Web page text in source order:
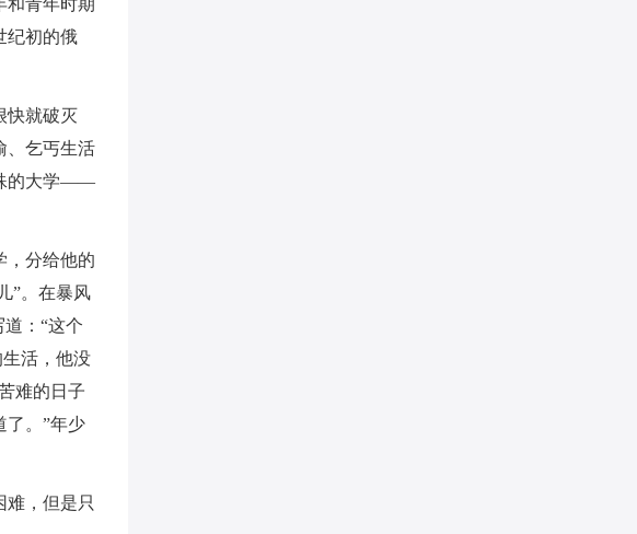
和青年时期
纪初的俄
快就破灭
、乞丐生活
的大学——
，分给他的
”。在暴风
：“这个
活，他没
难的日子
了。”年少
，但是只